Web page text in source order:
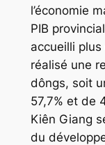
l’économie
PIB
accueilli
réalisé une
dôngs, soit
57,7% et de
Kiên Giang
du